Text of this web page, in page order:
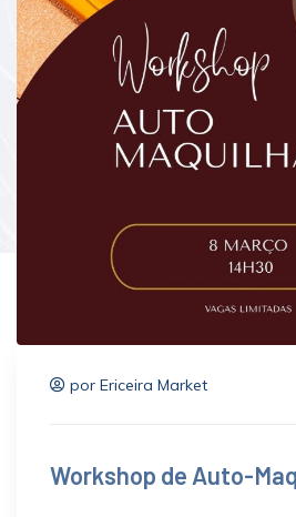
por Ericeira Market
Workshop de Auto-